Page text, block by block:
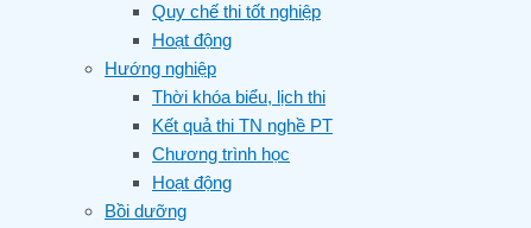
Quy chế thi tốt nghiệp
Hoạt động
Hướng nghiệp
Thời khóa biểu, lịch thi
Kết quả thi TN nghề PT
Chương trình học
Hoạt động
Bồi dưỡng